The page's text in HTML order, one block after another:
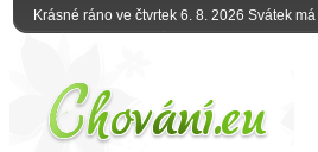
Krásné ráno ve čtvrtek 6. 8. 2026 Svátek má